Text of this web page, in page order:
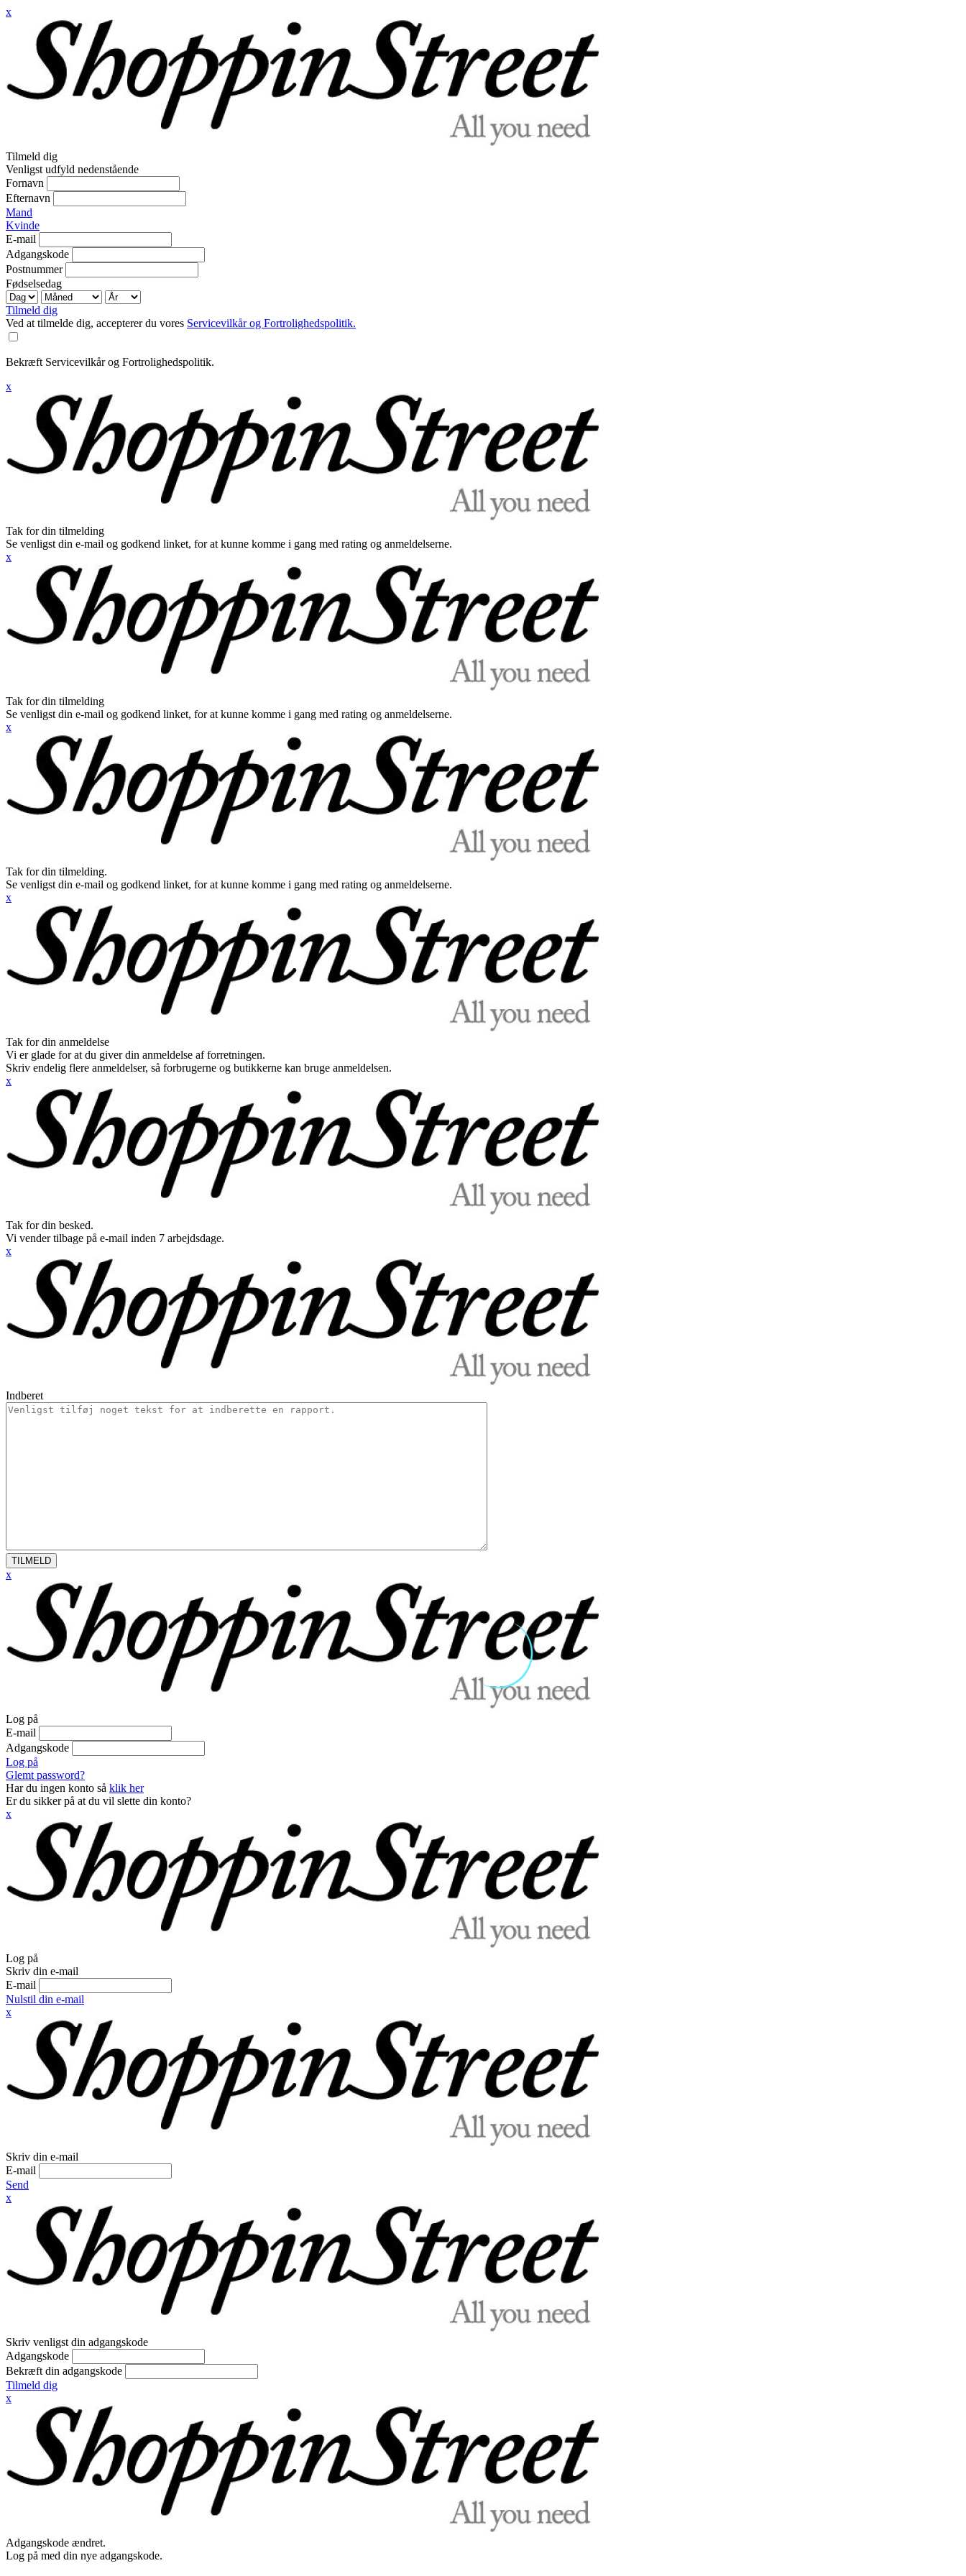
x
Tilmeld dig
Venligst udfyld nedenstående
Fornavn
Efternavn
Mand
Kvinde
E-mail
Adgangskode
Postnummer
Fødselsedag
Tilmeld dig
Ved at tilmelde dig, accepterer du vores Servicevilkår og Fortrolighedspolitik.
Bekræft Servicevilkår og Fortrolighedspolitik.
x
Tak for din tilmelding
Se venligst din e-mail og godkend linket, for at kunne komme i gang med rating og anmeldelserne.
x
Tak for din tilmelding
Se venligst din e-mail og godkend linket, for at kunne komme i gang med rating og anmeldelserne.
x
Tak for din tilmelding.
Se venligst din e-mail og godkend linket, for at kunne komme i gang med rating og anmeldelserne.
x
Tak for din anmeldelse
Vi er glade for at du giver din anmeldelse af forretningen.
Skriv endelig flere anmeldelser, så forbrugerne og butikkerne kan bruge anmeldelsen.
x
Tak for din besked.
Vi vender tilbage på e-mail inden 7 arbejdsdage.
x
Indberet
TILMELD
x
Log på
E-mail
Adgangskode
Log på
Glemt password?
Har du ingen konto så klik her
Er du sikker på at du vil slette din konto?
x
Log på
Skriv din e-mail
E-mail
Nulstil din e-mail
x
Skriv din e-mail
E-mail
Send
x
Skriv venligst din adgangskode
Adgangskode
Bekræft din adgangskode
Tilmeld dig
x
Adgangskode ændret.
Log på med din nye adgangskode.